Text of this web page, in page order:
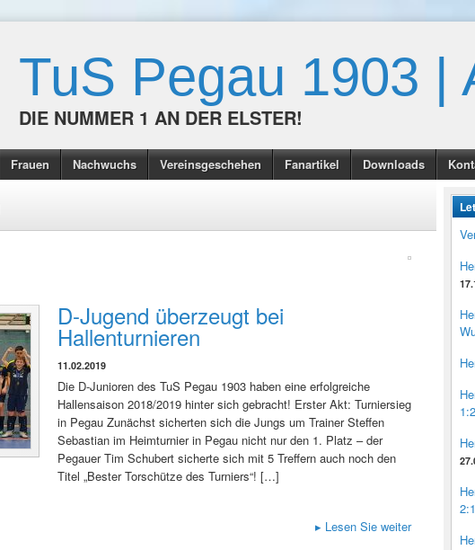
TuS Pegau 1903 |
DIE NUMMER 1 AN DER ELSTER!
Frauen Nachwuchs Vereinsgeschehen Fanartikel Downloads
D-Jugend überzeugt bei
Hallenturnieren
11.02.2019
Die D-Junioren des TuS Pegau 1903 haben eine erfolgreiche
Hallensaison 2018/2019 hinter sich gebracht! Erster Akt: Turniersieg
in Pegau Zunächst sicherten sich die Jungs um Trainer Steffen
Sebastian im Heimturnier in Pegau nicht nur den 1. Platz – der
Pegauer Tim Schubert sicherte sich mit 5 Treffern auch noch den
Titel „Bester Torschütze des Turniers“! […]
▸ Lesen Sie weiter
1:2
2:1